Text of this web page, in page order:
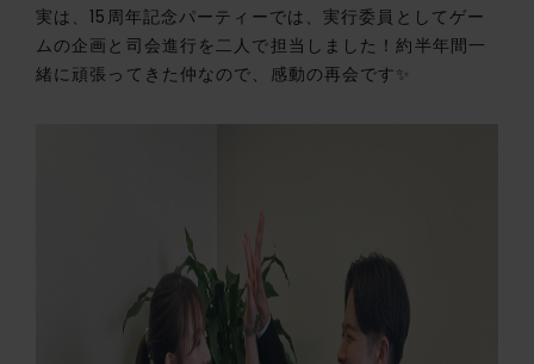
実は、15周年記念パーティーでは、実行委員としてゲー
ムの企画と司会進行を二人で担当しました！約半年間一
緒に頑張ってきた仲なので、感動の再会です✨